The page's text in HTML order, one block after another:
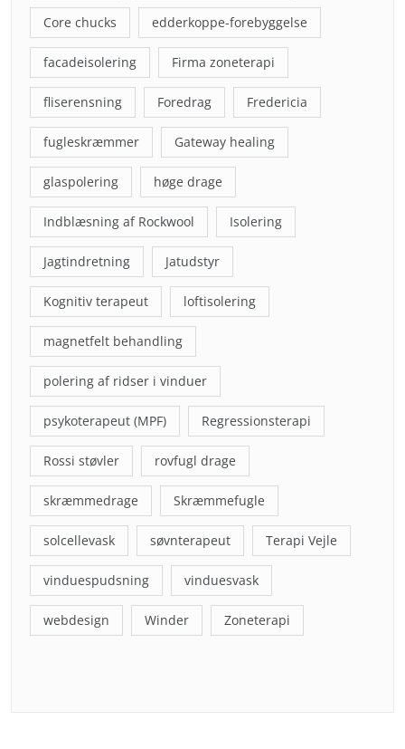
Core chucks edderkoppe-forebyggelse
facadeisolering Firma zoneterapi
fliserensning Foredrag Fredericia
fugleskræmmer Gateway healing
glaspolering høge drage
Indblæsning af Rockwool Isolering
Jagtindretning Jatudstyr
Kognitiv terapeut loftisolering
magnetfelt behandling
polering af ridser i vinduer
psykoterapeut (MPF) Regressionsterapi
Rossi støvler rovfugl drage
skræmmedrage Skræmmefugle
solcellevask søvnterapeut Terapi Vejle
vinduespudsning vinduesvask
webdesign Winder Zoneterapi